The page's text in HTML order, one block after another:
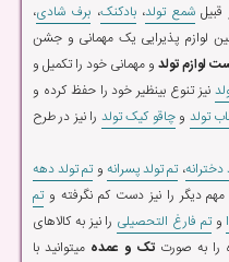
قبیلشمع تولد،بادکنک، برف شادی،
لوازم پذیرایی یک مهمانی و جشن
لوازم تولد و مهمانی خود را تکمیل و
نیز تنوع بینظیر خود را حفظ کرده و
تولد وچاقو کیک تولد را نیز در طرح
دخترانه،تم تولد پسرانه وتم تولد دهه
دیگر را نیز دست کم نگرفته وتم
وتم فارغ التحصیلی را نیز به کالاهای
را به صورت تک و عمده میتوانید با